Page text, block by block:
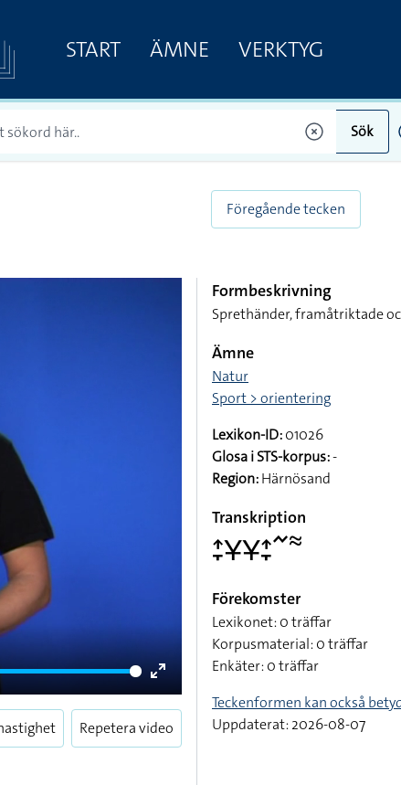
START ÄMNE VERKTYG
Sök
Föregående tecken
Enter
fullscreen
Repetera video
Formbeskrivning
Sprethänder, framåtriktade
Ämne
Natur
Sport > orientering
Lexikon-ID:01026
Glosa i STS-korpus:-
Region:Härnösand
Transkription
􌤴􌥙􌥃􌥃􌤴􌥙􌥨􌦇
Förekomster
Lexikonet: 0 träffar
Korpusmaterial: 0 träffar
Enkäter: 0 träffar
Teckenformen kan också
Uppdaterat: 2026-08-07